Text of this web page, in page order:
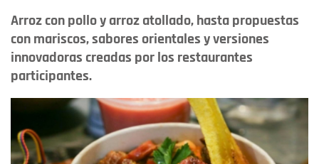
Arroz con pollo y arroz atollado, hasta propuestas
con mariscos, sabores orientales y versiones
innovadoras creadas por los restaurantes
participantes.